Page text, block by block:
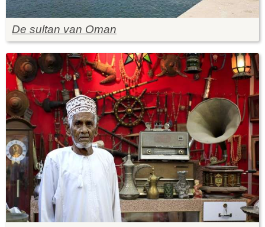
De sultan van Oman